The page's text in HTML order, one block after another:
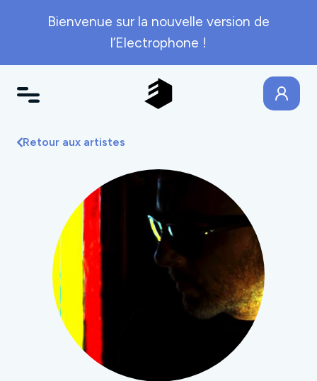
Bienvenue sur la nouvelle version de
l’Electrophone !
Retour aux artistes